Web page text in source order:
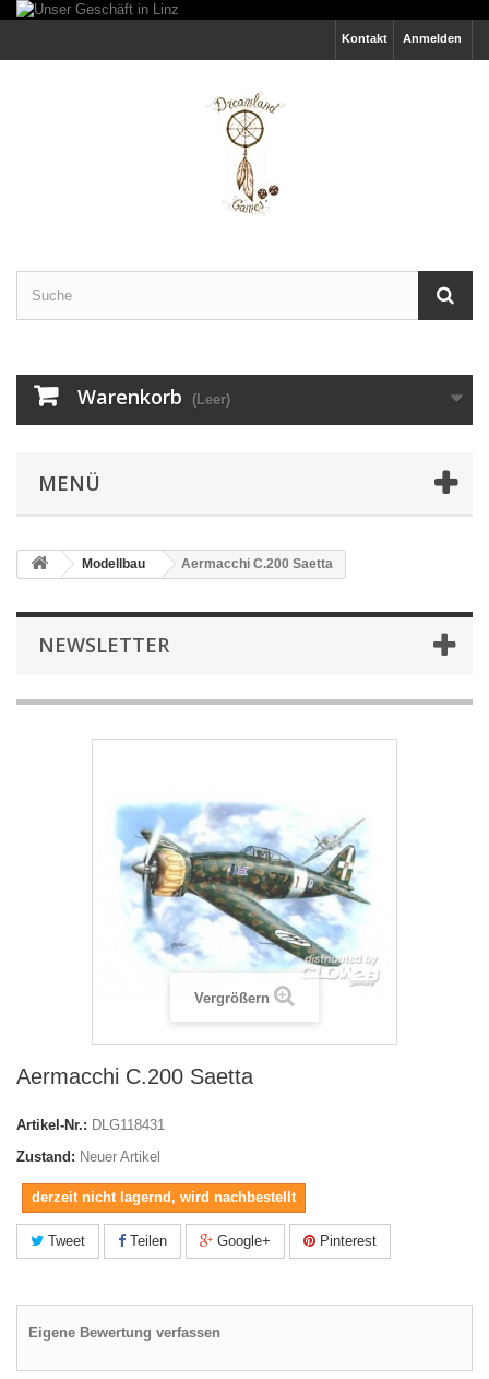
Anmelden
Kontakt
Warenkorb (Leer)
MENÜ
Modellbau Aermacchi C.200 Saetta
NEWSLETTER
Vergrößern
Aermacchi C.200 Saetta
Artikel-Nr.: DLG118431
Zustand: Neuer Artikel
derzeit nicht lagernd, wird nachbestellt
Tweet Teilen Google+ Pinterest
Eigene Bewertung verfassen